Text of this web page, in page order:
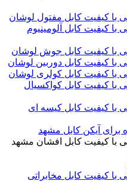
کابل مفتول لوشان
کابل آلومینیوم
کابل جوش لوشان
کابل دوربین لوشان
کابل کولری لوشان
کابل کواکسیال
کابل کیسه ای
کابل مشهد
کابل افشان مشهد
کابل مخابراتی